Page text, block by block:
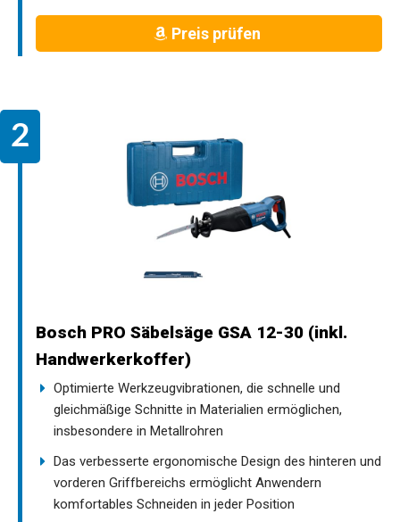
Preis prüfen
Bosch PRO Säbelsäge GSA 12-30 (inkl.
Handwerkerkoffer)
Optimierte Werkzeugvibrationen, die schnelle und
gleichmäßige Schnitte in Materialien ermöglichen,
insbesondere in Metallrohren
Das verbesserte ergonomische Design des hinteren und
vorderen Griffbereichs ermöglicht Anwendern
komfortables Schneiden in jeder Position